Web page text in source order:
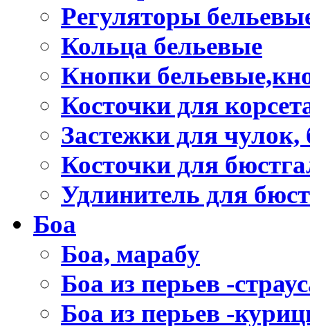
Регуляторы
Кольца бельевые
Кнопки
Косточки для
Застежки для чулок,
Косточки для
Удлинитель для
Боа
Боа, марабу
Боа из перьев -
Боа из перьев -